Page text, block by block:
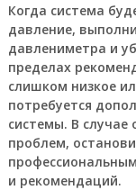
Когда система
давление,
давлениметра и
пределах
слишком низкое
потребуется
системы. В случае
проблем,
и рекомендаций.